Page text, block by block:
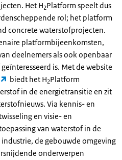
Het H2Platform speelt dus
rol; het platform
concrete waterstofprojecten.
platformbijeenkomsten,
deelnemers als ook openbaar
is. Met de website
biedt het H2Platform
in de energietransitie en zit
Via kennis- en
en visie- en
van waterstof in de
de gebouwde omgeving
onderwerpen